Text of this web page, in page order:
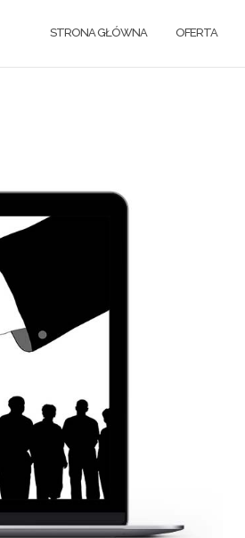
STRONA GŁÓWNA OFERTA